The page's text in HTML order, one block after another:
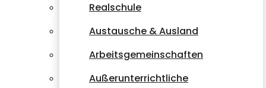
Realschule
Austausche & Ausland
Arbeitsgemeinschaften
Außerunterrichtliche